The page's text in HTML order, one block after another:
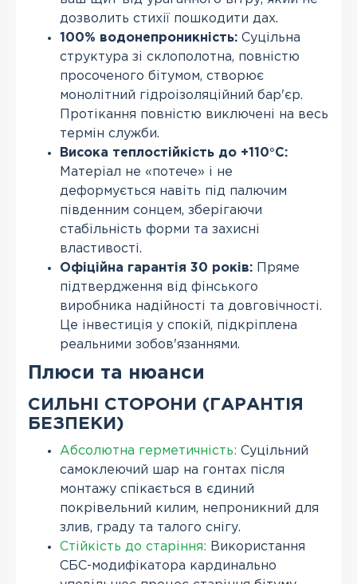
дозволить стихії пошкодити дах.
100% водонепроникність: Суцільна
структура зі склополотна, повністю
просоченого бітумом, створює
монолітний гідроізоляційний бар'єр.
Протікання повністю виключені на весь
термін служби.
Висока теплостійкість до +110°С:
Матеріал не «потече» і не
деформується навіть під палючим
південним сонцем, зберігаючи
стабільність форми та захисні
властивості.
Офіційна гарантія 30 років: Пряме
підтвердження від фінського
виробника надійності та довговічності.
Це інвестиція у спокій, підкріплена
реальними зобов'язаннями.
Плюси та нюанси
СИЛЬНІ СТОРОНИ (ГАРАНТІЯ
БЕЗПЕКИ)
Абсолютна герметичність: Суцільний
самоклеючий шар на гонтах після
монтажу спікається в єдиний
покрівельний килим, непроникний для
злив, граду та талого снігу.
Стійкість до старіння: Використання
СБС-модифікатора кардинально